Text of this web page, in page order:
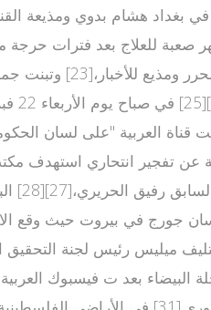
المراسل الصحفي جواد كاظم في يونيو 2005 أثناء خروجه من أحد المطاعم في بغداد [22]
محاولة إخراجه من العراق لتلقي العلاج في الخارج.
قناة العربية في العراق مع طاقم العمل أثناء تغطيتها لأحداث تفجير ضريح العسكريين وفي صباح
ف العربية اخبار ي يوليو 2010 تبنى تنظيم القاعدة
ضحيته 4 قتلى و16
مقربة من فندق سان جورج في بيروت حيث
كانتر موديل 1995 أو 1996 والتي أظهرت لاحقا تقرير